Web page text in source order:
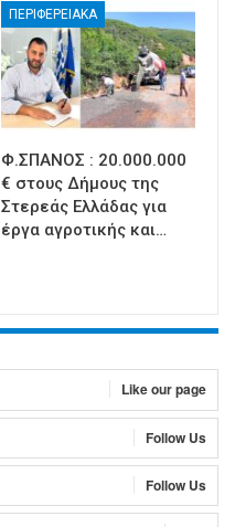
ΠΕΡΙΦΕΡΕΙΑΚΑ
Φ.ΣΠΑΝΟΣ : 20.000.000
€ στους Δήμους της
Στερεάς Ελλάδας για
έργα αγροτικής και…
Like our page
Follow Us
Follow Us